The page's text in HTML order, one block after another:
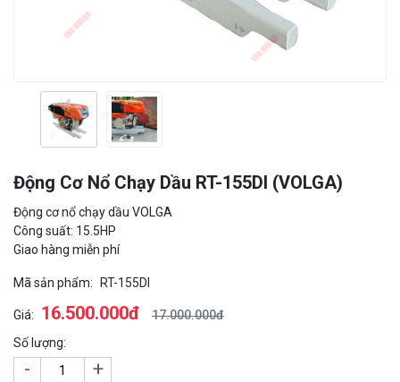
Động Cơ Nổ Chạy Dầu RT-155DI (VOLGA)
Động cơ nổ chạy dầu VOLGA
Công suất: 15.5HP
Giao hàng miễn phí
Mã sản phẩm: RT-155DI
Giá: 16.500.000đ
17.000.000đ
Số lượng:
- +